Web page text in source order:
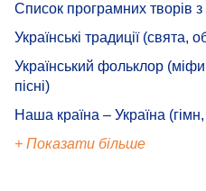
Список програмних творів з
Українські традиції (свята,
Український фольклор
пісні)
Наша країна – Україна
+ Показати більше